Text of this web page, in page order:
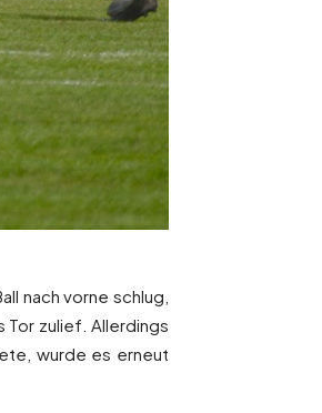
nach vorne schlug,
Tor zulief. Allerdings
wurde es erneut